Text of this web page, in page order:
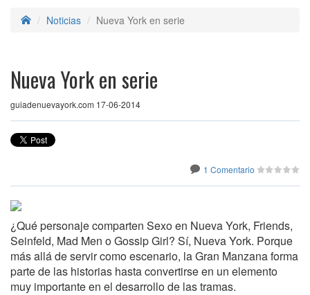
Noticias Nueva York en serie
Nueva York en serie
guiadenuevayork.com 17-06-2014
1 Comentario
¿Qué personaje comparten Sexo en Nueva York, Friends,
Seinfeld, Mad Men o Gossip Girl? Sí, Nueva York. Porque
más allá de servir como escenario, la Gran Manzana forma
parte de las historias hasta convertirse en un elemento
muy importante en el desarrollo de las tramas.